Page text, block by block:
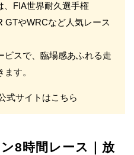
、FIA世界耐久選手権
GTやWRCなど人気レース
ビスで、臨場感あふれる走
す。
式サイトはこちら
8時間レース｜放